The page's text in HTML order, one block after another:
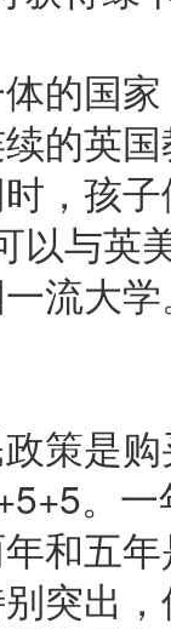
的国
的英
，孩
以与英
流大
策是
。
和五
突出